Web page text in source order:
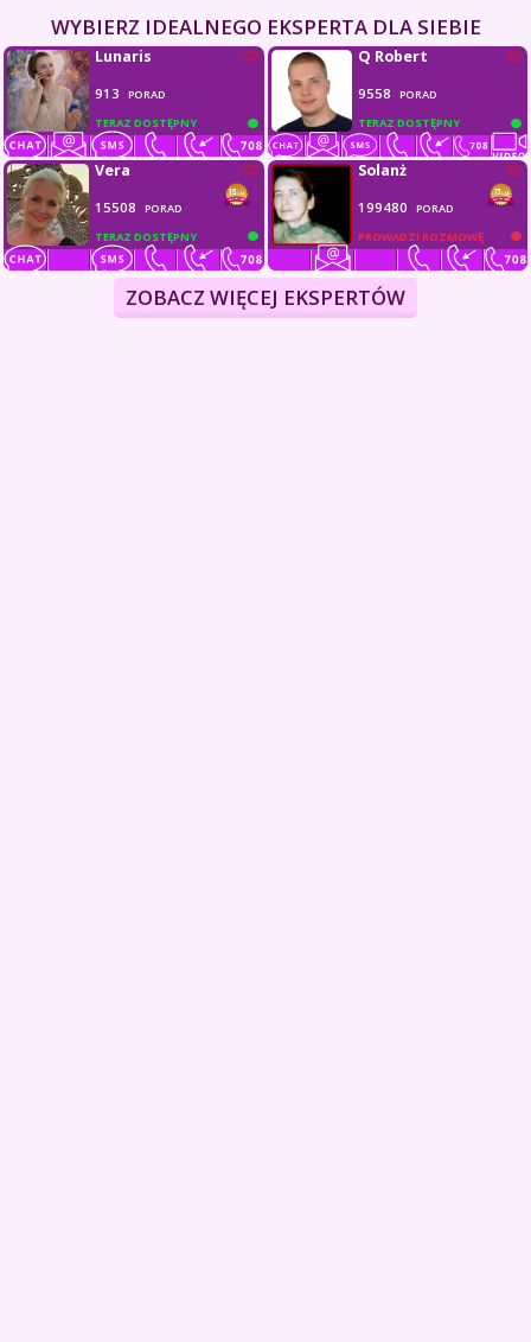
WYBIERZ IDEALNEGO EKSPERTA DLA SIEBIE
TERAZ DOSTĘPNY
Lunaris
913
PORAD
TERAZ DOSTĘPNY
Q Robert
9558 PORAD
TERAZ DOSTĘPNY
Vera
15508
PORAD
PROWADZI ROZMOWĘ
Solanż
199480 PORAD
ZOBACZ WIĘCEJ EKSPERTÓW